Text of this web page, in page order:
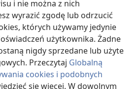
i nie można z nich
wyrazić zgodę lub odrzucić
których używamy jedynie
użytkownika. Żadne
nigdy sprzedane lub użyte
Przeczytaj Globalną
cookies i podobnych
się więcej. W dowolnym